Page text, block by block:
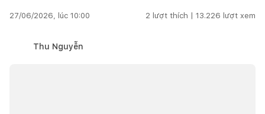
27/06/2026, lúc 10:00 2 lượt thích | 13.226 lượt xem
Thu Nguyễn